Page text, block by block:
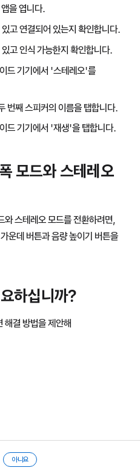
을 엽니다.
연결되어 있는지 확인합니다.
인식 가능한지 확인합니다.
기기에서 '스테레오'를
번째 스피커의 이름을 탭합니다.
기기에서 '재생'을 탭합니다.
모드와 스테레오
스테레오 모드를 전환하려면,
데 버튼과 음량 높이기 버튼을
하십니까?
해결 방법을 제안해
아니요